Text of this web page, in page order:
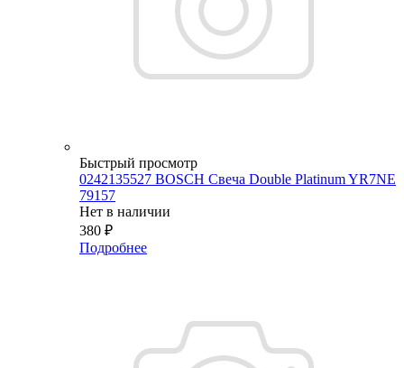
Быстрый просмотр
0242135527 BOSСH Свеча Double Platinum YR7NE
79157
Нет в наличии
380 ₽
Подробнее